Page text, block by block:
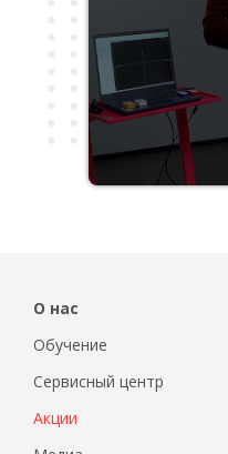
О нас
Обучение
Сервисный центр
Акции